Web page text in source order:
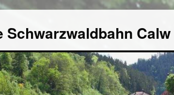
Calw